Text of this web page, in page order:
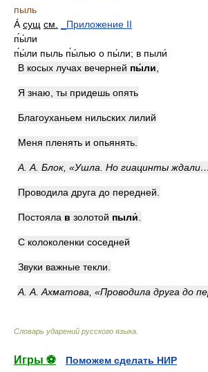
пыль
Á сущ см.
_Приложение II
п́ы́ли
п́ы́ли пыль п́ы́лью о пы́ли; в пыли́
В косых лучах вечерней пы́ли
Я знаю, ты придешь опять
Благоуханьем нильских лилий
Меня пленять и опьянять.
А. А. Блок, «Ушла. Но гиацинты
Проводила друга до передней.
Постояла в золотой пыли́
С колоколенки соседней
Звуки важные текли.
А. А. Ахматова, «Проводила друга до
Словарь ударений русского языка
Игры ⚽
Поможем сделать НИР